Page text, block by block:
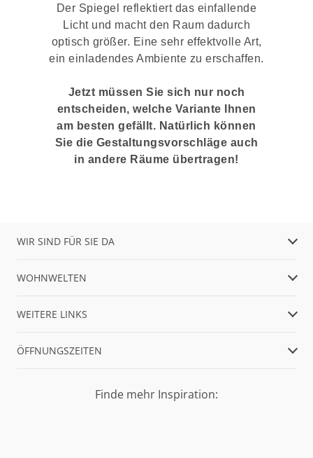
Der Spiegel reflektiert das einfallende
Licht und macht den Raum dadurch
optisch größer. Eine sehr effektvolle Art,
ein einladendes Ambiente zu erschaffen.
Jetzt müssen Sie sich nur noch
entscheiden, welche Variante Ihnen
am besten gefällt. Natürlich können
Sie die Gestaltungsvorschläge auch
in andere Räume übertragen!
WIR SIND FÜR SIE DA
WOHNWELTEN
WEITERE LINKS
ÖFFNUNGSZEITEN
Finde mehr Inspiration: